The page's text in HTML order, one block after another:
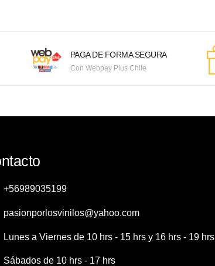
PAGA DE FORMA SEGURA
Con Webpay Plus Chile
+56989035199
pasionporlosvinilos@yahoo.com
Lunes a Viernes de 10 hrs - 15 hrs y 16 hrs - 19 hrs
Sábados de 10 hrs - 17 hrs